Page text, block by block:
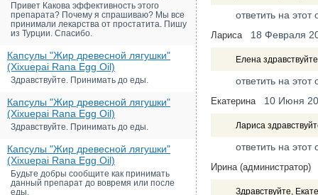
Привет Какова эффективность этого
препарата? Почему я спрашиваю? Мы все
принимали лекарства от простатита. Пишу
из Турции. Спасибо.
Капсулы "Жир древесной лягушки"
(Xixuepai Rana Egg Oil)
Здравствуйте. Принимать до еды.
Капсулы "Жир древесной лягушки"
(Xixuepai Rana Egg Oil)
Здравствуйте. Принимать до еды.
Капсулы "Жир древесной лягушки"
(Xixuepai Rana Egg Oil)
Будьте добры сообщите как принимать
данный препарат до вовремя или после
еды.
ответить на этот
Лариса 18 Февраля
Елена
ответить на этот
Екатерина 10 Июня
Лариса
ответить на этот
Ирина (администратор)
Здравствуйте,